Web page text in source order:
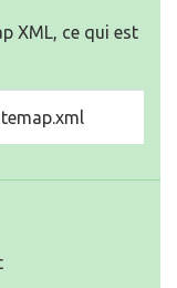
XML, ce qui est